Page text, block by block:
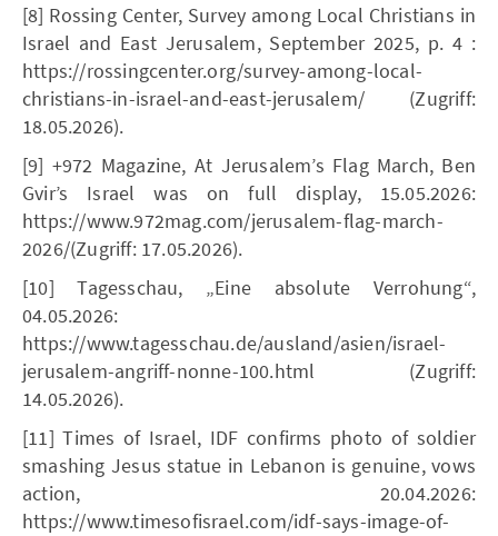
[8] Rossing Center, Survey among Local Christians in
Israel and East Jerusalem, September 2025, p. 4 :
https://rossingcenter.org/survey-among-local-
christians-in-israel-and-east-jerusalem/ (Zugriff:
18.05.2026).
[9] +972 Magazine, At Jerusalem’s Flag March, Ben
Gvir’s Israel was on full display, 15.05.2026:
https://www.972mag.com/jerusalem-flag-march-
2026/(Zugriff: 17.05.2026).
[10] Tagesschau, „Eine absolute Verrohung“,
04.05.2026:
https://www.tagesschau.de/ausland/asien/israel-
jerusalem-angriff-nonne-100.html (Zugriff:
14.05.2026).
[11] Times of Israel, IDF confirms photo of soldier
smashing Jesus statue in Lebanon is genuine, vows
action, 20.04.2026:
https://www.timesofisrael.com/idf-says-image-of-